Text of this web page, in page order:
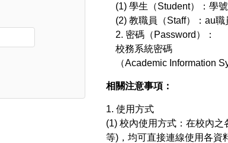
(1) 學生（Student）：學號
(2) 教職員（Staff）：au
2. 密碼（Password）：
校務系統密碼
（Academic Information
​相關注意事項：
1. 使用方式
(1) 校內使用方式：在校內
等)，均可直接連線使用各資